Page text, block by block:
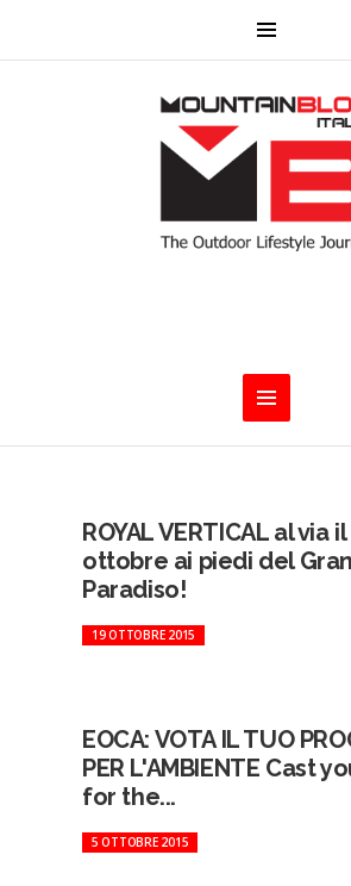
ROYAL VERTICAL al via il
ottobre ai piedi del Gran
Paradiso!
19 OTTOBRE 2015
EOCA: VOTA IL TUO
PER L'AMBIENTE Cast
for the...
5 OTTOBRE 2015